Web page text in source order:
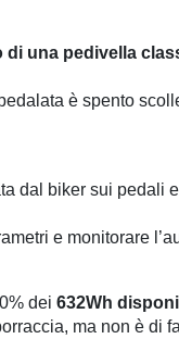
di una pedivella
è spento
dal biker sui
e monitorare
dei 632Wh
ma non è di